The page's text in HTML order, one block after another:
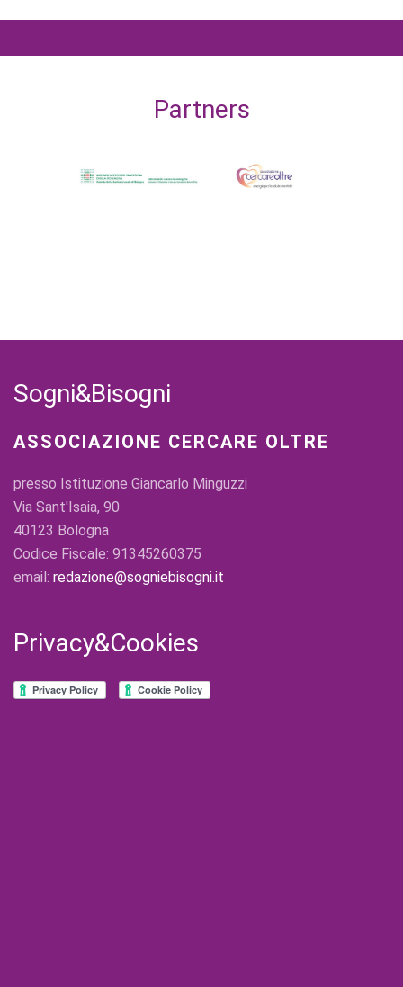
Partners
Sogni&Bisogni
ASSOCIAZIONE CERCARE OLTRE
presso Istituzione Giancarlo Minguzzi
Via Sant'Isaia, 90
40123 Bologna
Codice Fiscale: 91345260375
email: redazione@sogniebisogni.it
Privacy&Cookies